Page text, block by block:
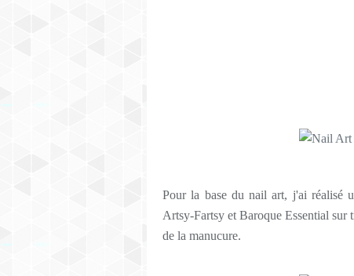
Pour la base du nail art, j'ai réalisé
Artsy-Fartsy et Baroque Essential sur
de la manucure.